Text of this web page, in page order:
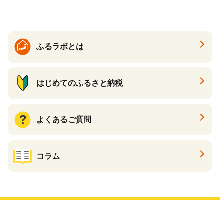
ふるラボとは
はじめてのふるさと納税
よくあるご質問
コラム